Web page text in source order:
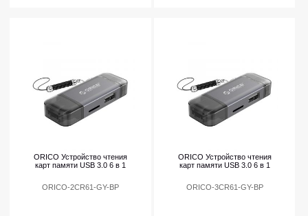
ORICO Устройство чтения
карт памяти USB 3.0 6 в 1
ORICO-2CR61-GY-BP
ORICO Устройство чтения
карт памяти USB 3.0 6 в 1
ORICO-3CR61-GY-BP